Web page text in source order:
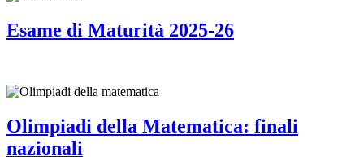
Esame di Maturità 2025-26
Olimpiadi della Matematica: finali
nazionali